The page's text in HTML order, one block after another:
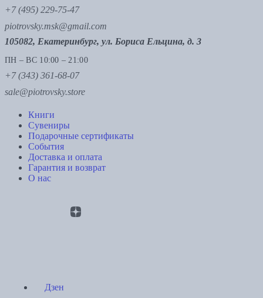
+7 (495) 229-75-47
piotrovsky.msk@gmail.com
105082, Екатеринбург, ул. Бориса Ельцина, д. 3
ПН – ВС 10:00 – 21:00
+7 (343) 361-68-07
sale@piotrovsky.store
Книги
Сувениры
Подарочные сертификаты
События
Доставка и оплата
Гарантия и возврат
О нас
Дзен